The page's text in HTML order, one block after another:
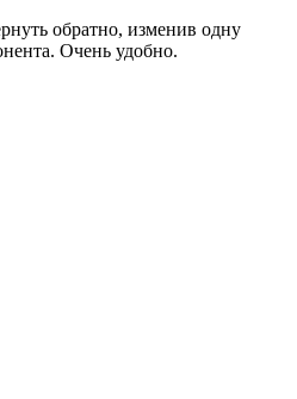
обратно, изменив одну
Очень удобно.